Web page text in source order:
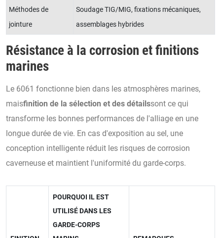
Méthodes de
jointure
Soudage TIG/MIG, fixations mécaniques,
assemblages hybrides
Résistance à la corrosion et finitions
marines
Le 6061 fonctionne bien dans les atmosphères marines,
maisfinition de la sélection et des détailssont ce qui
transforme les bonnes performances de l'alliage en une
longue durée de vie. En cas d'exposition au sel, une
conception intelligente réduit les risques de corrosion
caverneuse et maintient l'uniformité du garde-corps.
POURQUOI IL EST
UTILISÉ DANS LES
GARDE-CORPS